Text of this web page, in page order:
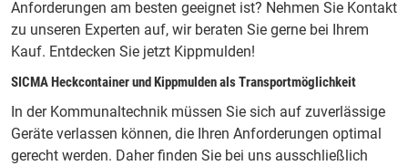
Anforderungen am besten geeignet ist? Nehmen Sie Kontakt
zu unseren Experten auf, wir beraten Sie gerne bei Ihrem
Kauf. Entdecken Sie jetzt Kippmulden!
SICMA Heckcontainer und Kippmulden als Transportmöglichkeit
In der Kommunaltechnik müssen Sie sich auf zuverlässige
Geräte verlassen können, die Ihren Anforderungen optimal
gerecht werden. Daher finden Sie bei uns ausschließlich